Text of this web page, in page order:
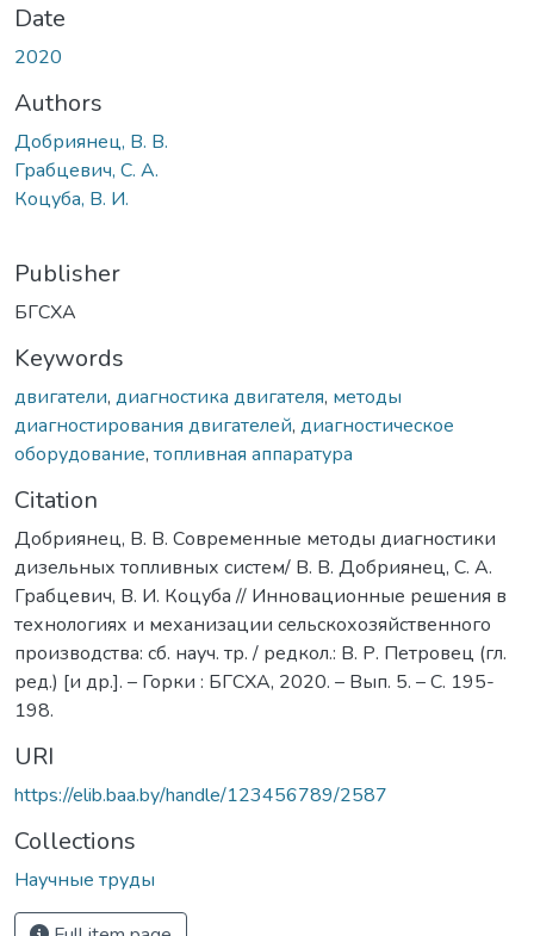
Date
2020
Authors
Добриянец, В. В.
Грабцевич, С. А.
Коцуба, В. И.
Publisher
БГСХА
Keywords
двигатели, диагностика двигателя, методы
диагностирования двигателей, диагностическое
оборудование, топливная аппаратура
Citation
Добриянец, В. В. Современные методы диагностики
дизельных топливных систем/ В. В. Добриянец, С. А.
Грабцевич, В. И. Коцуба // Инновационные решения в
технологиях и механизации сельскохозяйственного
производства: сб. науч. тр. / редкол.: В. Р. Петровец (гл.
ред.) [и др.]. – Горки : БГСХА, 2020. – Вып. 5. – С. 195-
198.
URI
https://elib.baa.by/handle/123456789/2587
Collections
Научные труды